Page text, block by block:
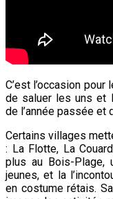
C’est l’occasion
de saluer les uns et
de l’année passée et
Certains villages
: La Flotte, La
plus au Bois-Plage,
jeunes, et la
en costume rétais.